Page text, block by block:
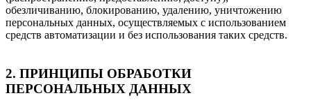
обезличиванию, блокированию, удалению, уничтожению
персональных данных, осуществляемых с использованием
средств автоматизации и без использования таких средств.
2. ПРИНЦИПЫ ОБРАБОТКИ
ПЕРСОНАЛЬНЫХ ДАННЫХ